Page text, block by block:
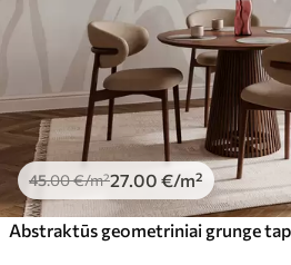
45.00€/m²27.00 €/m²